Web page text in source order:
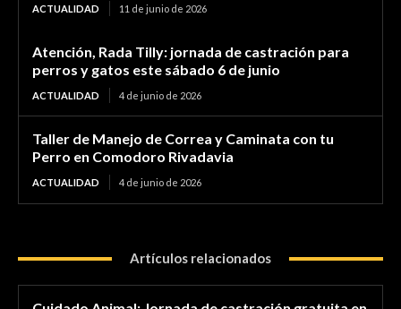
ACTUALIDAD 11 de junio de 2026
Atención, Rada Tilly: jornada de castración para
perros y gatos este sábado 6 de junio
ACTUALIDAD 4 de junio de 2026
Taller de Manejo de Correa y Caminata con tu
Perro en Comodoro Rivadavia
ACTUALIDAD 4 de junio de 2026
Artículos relacionados